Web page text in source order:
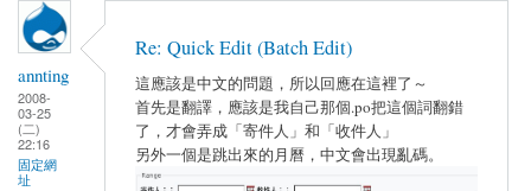
annting
2008-
03-25
(二)
22:16
固定網
址
Re: Quick Edit (Batch Edit)
這應該是中文的問題，所以回應在這裡了～
首先是翻譯，應該是我自己那個.po把這個詞翻錯
了，才會弄成「寄件人」和「收件人」
另外一個是跳出來的月曆，中文會出現亂碼。